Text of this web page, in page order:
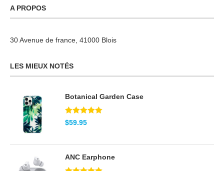
A PROPOS
30 Avenue de france, 41000 Blois
LES MIEUX NOTÉS
Botanical Garden Case
Note5.00
sur 5
$59.95
ANC Earphone